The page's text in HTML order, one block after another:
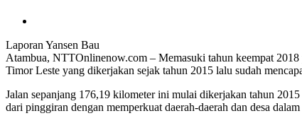
Laporan Yansen Bau
Atambua, NTTOnlinenow.com – Memasuki tahun keempat
Timor Leste yang dikerjakan sejak tahun 2015 lalu sudah
Jalan sepanjang 176,19 kilometer ini mulai dikerjakan tahun
dari pinggiran dengan memperkuat daerah-daerah dan desa